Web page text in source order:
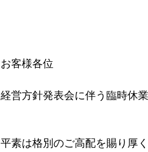
お客様各位
経営方針発表会に伴う臨時休
平素は格別のご高配を賜り厚